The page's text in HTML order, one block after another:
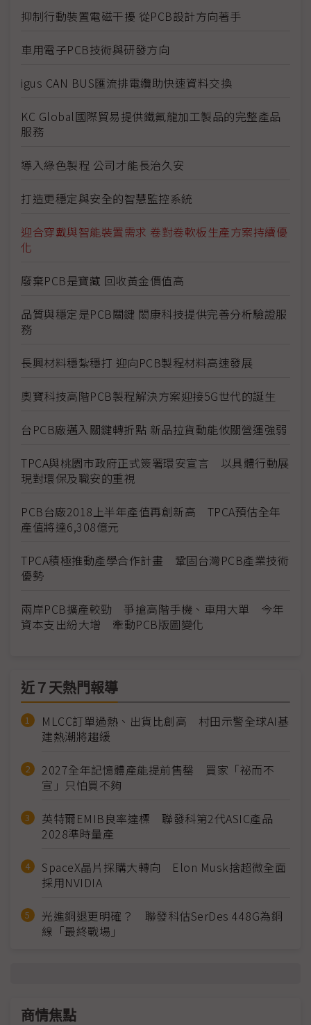
抑制行動裝置電磁干擾 從PCB設計方向著手
車用電子PCB技術與研發方向
igus CAN BUS匯流排電纜助快速資料交換
KC Global國際貿易提供鐵氟龍加工製品的完整產品
服務
導入綠色製程 公司才能長治久安
打造更穩定與安全的智慧監控系統
迎合穿戴與智能裝置需求 卷對卷軟板生產方案持續優
化
廢棄PCB是寶藏 回收黃金價值高
品質與穩定是PCB關鍵 閎康科技提供完善分析驗證服
務
長興材料穩紮穩打 迎向PCB製程材料高速發展
奧寶科技高階PCB製程解決方案迎接5G世代的誕生
台PCB廠邁入關鍵轉折點 新品拉貨動能攸關營運強弱
TPCA與桃園市政府正式簽署環安宣言 以具體行動展
現對環保及職安的重視
PCB台廠2018上半年產值再創新高 TPCA預估全年
產值將達6,308億元
TPCA積極推動產學合作計畫 鞏固台灣PCB產業技術
優勢
兩岸PCB擴產較勁 爭搶高階手機、車用大單 今年
資本支出紛大增 牽動PCB版圖變化
近７天熱門報導
MLCC訂單過熱、出貨比創高 村田示警全球AI基
建熱潮將趨緩
2027全年記憶體產能提前售罄 買家「祕而不
宣」只怕買不夠
英特爾EMIB良率達標 聯發科第2代ASIC產品
2028準時量產
SpaceX晶片採購大轉向 Elon Musk捨超微全面
採用NVIDIA
光進銅退更明確？ 聯發科估SerDes 448G為銅
線「最終戰場」
商情焦點